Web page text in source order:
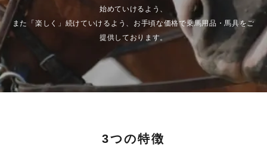
始めていけるよう、
また「楽しく」続けていけるよう、お手頃な価格で乗馬用品・馬具をご
提供しております。
3つの特徴